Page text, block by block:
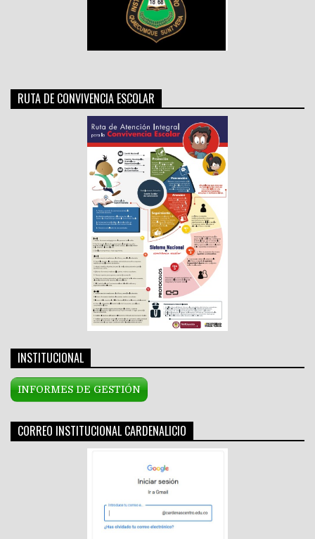
RUTA DE CONVIVENCIA ESCOLAR
INSTITUCIONAL
INFORMES DE GESTIÓN
CORREO INSTITUCIONAL CARDENALICIO